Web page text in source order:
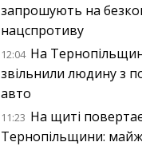
запрошують на
нацспротиву
12:04 На
звільнили людину з
авто
11:23 На щиті
Тернопільщини: